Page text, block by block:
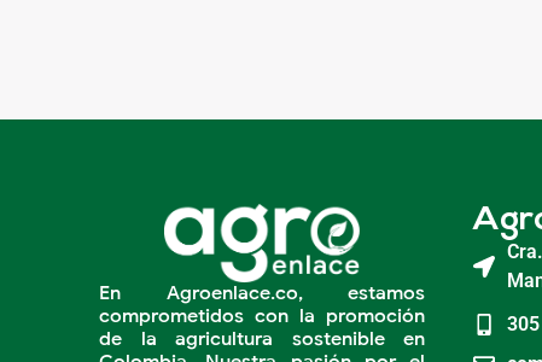
En Agroenlace.co, estamos
comprometidos con la promoción
de la agricultura sostenible en